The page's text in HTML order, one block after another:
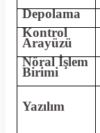
Depolama
Kontrol
Arayüzü
Nöral İşlem
Birimi
Yazılım